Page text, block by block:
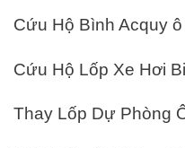
Cứu Hộ Bình Acquy
Cứu Hộ Lốp Xe Hơi
Thay Lốp Dự Phòng